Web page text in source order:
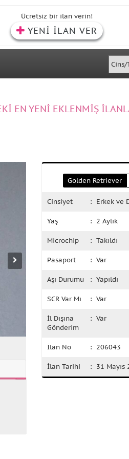
Ücretsiz bir ilan verin!
YENİ İLAN VER
EN YENİ EKLENMİŞ
Golden Retriever
Cinsiyet : Erkek ve
Yaş : 2 Aylık
Microchip : Takıldı
Pasaport : Var
Aşı Durumu : Yapıldı
SCR Var Mı : Var
İl Dışına
Gönderim
: Var
İlan No : 206043
İlan Tarihi : 31 Mayıs